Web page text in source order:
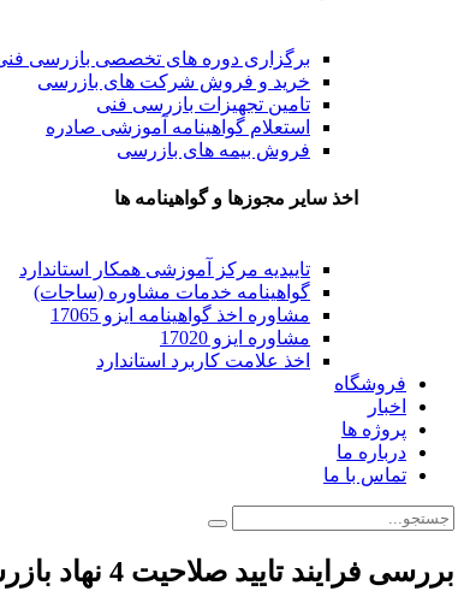
برگزاری دوره های تخصصی بازرسی
خرید و فروش شرکت های بازرسی
تامین تجهیزات بازرسی فنی
استعلام گواهینامه آموزشی صادره
فروش بیمه های بازرسی
اخذ سایر مجوزها و گواهینامه ها
تاییدیه مرکز آموزشی همکار استاندارد
گواهینامه خدمات مشاوره (ساجات)
مشاوره اخذ گواهینامه ایزو 17065
مشاوره ایزو 17020
اخذ علامت کاربرد استاندارد
فروشگاه
اخبار
پروژه ها
درباره ما
تماس با ما
بررسی فرایند تایید صلاحیت 4 نهاد بازرسی توسط مرکز ملی تایید صلاحیت ایران